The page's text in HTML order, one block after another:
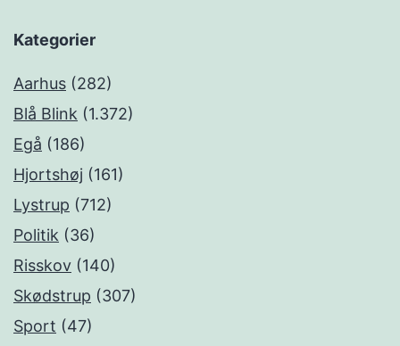
Kategorier
Aarhus (282)
Blå Blink (1.372)
Egå (186)
Hjortshøj (161)
Lystrup (712)
Politik (36)
Risskov (140)
Skødstrup (307)
Sport (47)